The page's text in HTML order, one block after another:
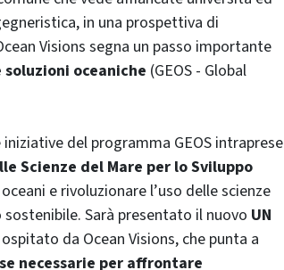
in una prospettiva di
Visions segna un passo importante
oceaniche (GEOS - Global
del programma GEOS intraprese
Scienze del Mare per lo Sviluppo
e rivoluzionare l’uso delle scienze
sostenibile. Sarà presentato il nuovo UN
da Ocean Visions, che punta a
necessarie per affrontare